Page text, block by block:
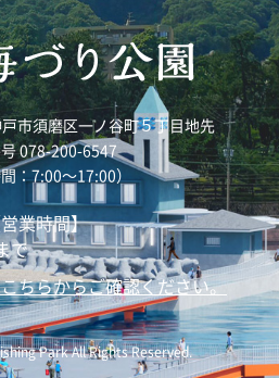
市須磨区一ノ谷町５丁目地先
078-200-6547
：7:00～17:00）
業時間】
で
ちらからご確認ください。
Park All Rights Reserved.